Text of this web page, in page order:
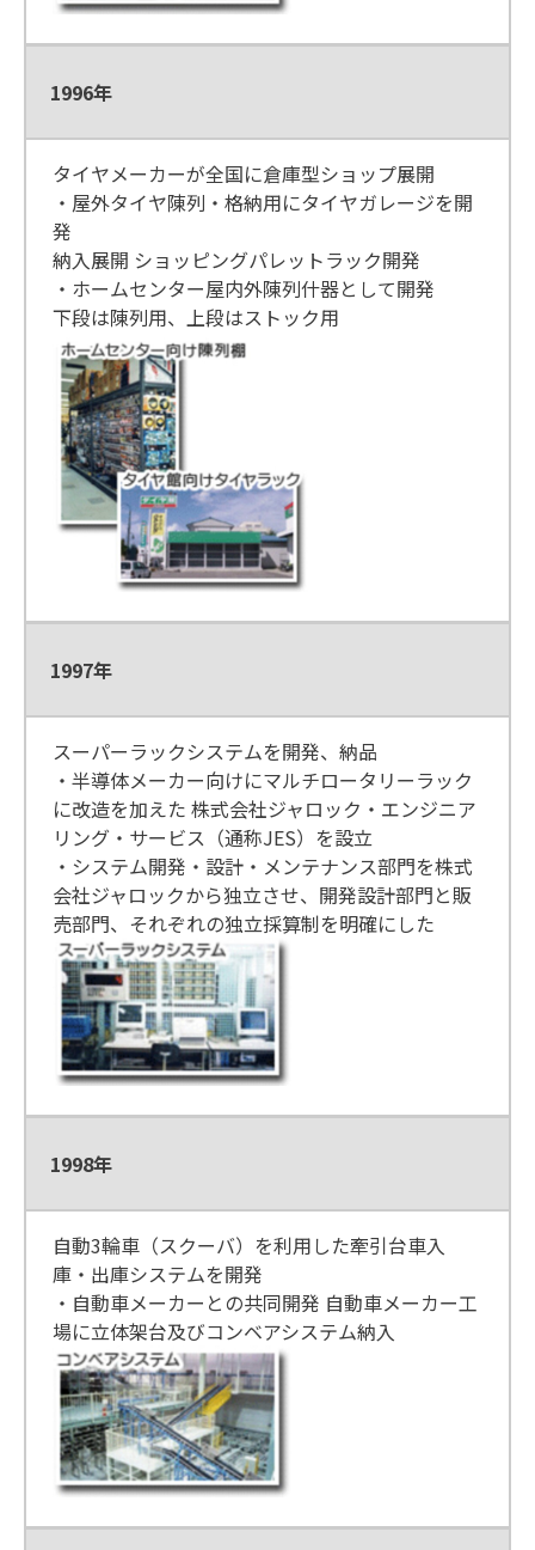
1996年
タイヤメーカーが全国に倉庫型ショップ展開
・屋外タイヤ陳列・格納用にタイヤガレージを開
発
納入展開 ショッピングパレットラック開発
・ホームセンター屋内外陳列什器として開発
下段は陳列用、上段はストック用
1997年
スーパーラックシステムを開発、納品
・半導体メーカー向けにマルチロータリーラック
に改造を加えた 株式会社ジャロック・エンジニア
リング・サービス（通称JES）を設立
・システム開発・設計・メンテナンス部門を株式
会社ジャロックから独立させ、開発設計部門と販
売部門、それぞれの独立採算制を明確にした
1998年
自動3輪車（スクーバ）を利用した牽引台車入
庫・出庫システムを開発
・自動車メーカーとの共同開発 自動車メーカー工
場に立体架台及びコンベアシステム納入